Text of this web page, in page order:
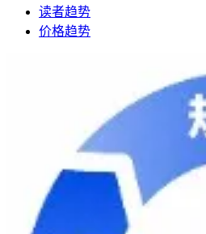
读者趋势
价格趋势